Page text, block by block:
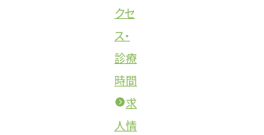
クセ
ス・
診療
時間
求
人情